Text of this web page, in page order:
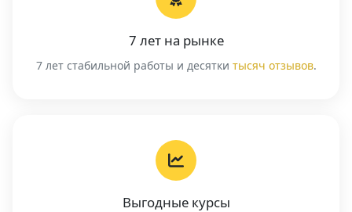
7 лет на рынке
7 лет стабильной работы и десятки тысяч отзывов.
Выгодные курсы